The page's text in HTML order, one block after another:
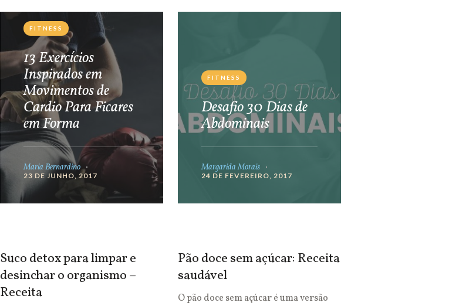
FITNESS
13 Exercícios
Inspirados em
Movimentos de
Cardio Para Ficares
em Forma
Maria Bernardino
23 DE JUNHO, 2017
FITNESS
Desafio 30 Dias de
Abdominais
Margarida Morais
24 DE FEVEREIRO, 2017
Suco detox para limpar e
desinchar o organismo –
Receita
Pão doce sem açúcar: Receita
saudável
O pão doce sem açúcar é uma versão